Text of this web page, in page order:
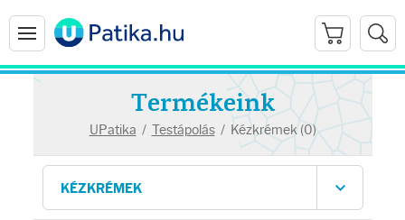
Termékeink
UPatika / Testápolás / Kézkrémek (0)
Arcápolás